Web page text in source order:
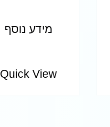
מידע נוסף
Quick View